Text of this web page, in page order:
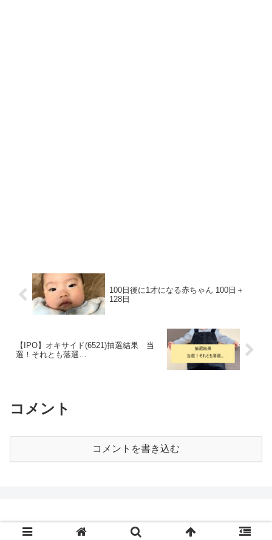
100日後に1才になる赤ちゃん 100日＋
128日
【IPO】オキサイド(6521)抽選結果 当
選！それとも落選…
コメント
コメントを書き込む
© 2020 46才 父になる.